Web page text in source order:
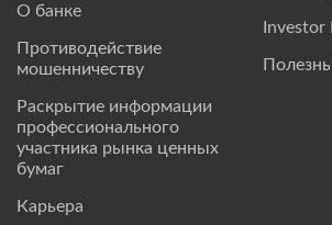
О банке
Противодействие
мошенничеству
Раскрытие информации
профессионального
участника рынка ценных
бумаг
Карьера
Investor